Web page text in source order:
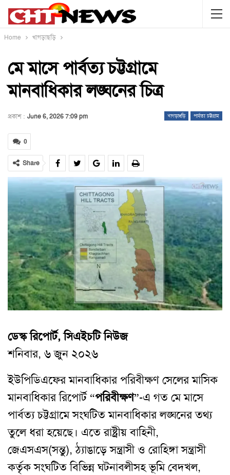
Home খাগড়াছড়ি
মে মাসে পার্বত্য চট্টগ্রামে
মানবাধিকার লঙ্ঘনের চিত্র
খাগড়াছড়ি পার্বত্য চট্টগ্রাম
প্রকাশ : June 6, 2026 7:09 pm
0
Share
ডেস্ক রিপোর্ট, সিএইচটি নিউজ
শনিবার, ৬ জুন ২০২৬
ইউপিডিএফের মানবাধিকার পরিবীক্ষণ সেলের মাসিক
মানবাধিকার রিপোর্ট “পরিবীক্ষণ”-এ গত মে মাসে
পার্বত্য চট্টগ্রামে সংঘটিত মানবাধিকার লঙ্ঘনের তথ্য
তুলে ধরা হয়েছে। এতে রাষ্ট্রীয় বাহিনী,
জেএসএস(সন্তু), ঠ্যাঙাড়ে সন্ত্রাসী ও রোহিঙ্গা সন্ত্রাসী
কর্তৃক সংঘটিত বিভিন্ন ঘটনাবলীসহ ভূমি বেদখল,